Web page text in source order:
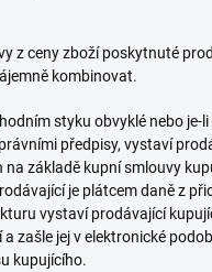
z ceny zboží poskytnuté
kombinovat.
styku obvyklé nebo je-
předpisy, vystaví
na základě kupní smlouvy
je plátcem daně z
vystaví prodávající
zašle jej v elektronické
kupujícího.